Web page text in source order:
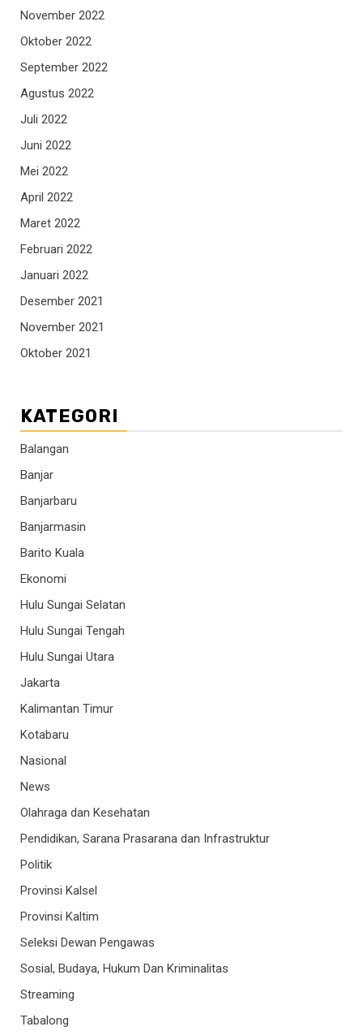
November 2022
Oktober 2022
September 2022
Agustus 2022
Juli 2022
Juni 2022
Mei 2022
April 2022
Maret 2022
Februari 2022
Januari 2022
Desember 2021
November 2021
Oktober 2021
KATEGORI
Balangan
Banjar
Banjarbaru
Banjarmasin
Barito Kuala
Ekonomi
Hulu Sungai Selatan
Hulu Sungai Tengah
Hulu Sungai Utara
Jakarta
Kalimantan Timur
Kotabaru
Nasional
News
Olahraga dan Kesehatan
Pendidikan, Sarana Prasarana dan Infrastruktur
Politik
Provinsi Kalsel
Provinsi Kaltim
Seleksi Dewan Pengawas
Sosial, Budaya, Hukum Dan Kriminalitas
Streaming
Tabalong